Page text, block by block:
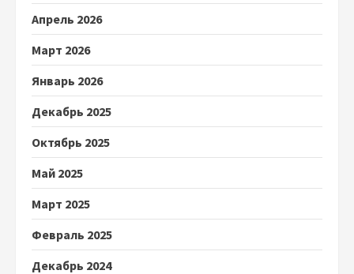
Апрель 2026
Март 2026
Январь 2026
Декабрь 2025
Октябрь 2025
Май 2025
Март 2025
Февраль 2025
Декабрь 2024